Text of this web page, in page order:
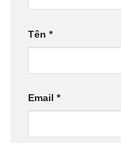
Tên *
Email *